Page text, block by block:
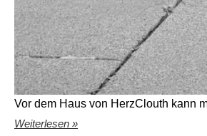
Vor dem Haus von HerzClouth kann
Weiterlesen »